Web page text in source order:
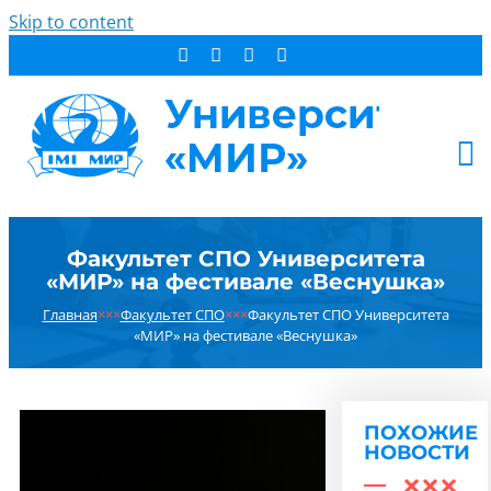
Skip to content
СТУДЕНТУ
ДОПОБРАЗОВАНИЕ
ОБ УНИВЕРСИТЕТЕ
НОВОСТИ
Факультет СПО Университета
«МИР» на фестивале «Веснушка»
Главная×××Факультет СПО×××Факультет СПО Университета
«МИР» на фестивале «Веснушка»
ПОХОЖИЕ
НОВОСТИ